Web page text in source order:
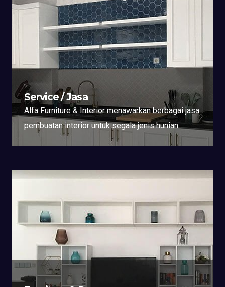
Service / Jasa
Alfa Furniture & Interior menawarkan berbagai jasa
pembuatan interior untuk segala jenis hunian.